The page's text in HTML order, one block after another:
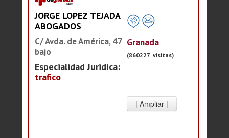
JORGE LOPEZ TEJADA
ABOGADOS
C/ Avda. de América, 47
bajo
Especialidad Juridica:
trafico
Granada
(860227 visitas)